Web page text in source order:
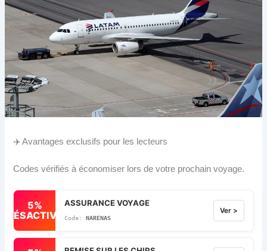
✈️ Avantages exclusifs pour les lecteurs
Codes vérifiés à économiser lors de votre prochain voyage.
5%
DÉSACTIVÉ
ASSURANCE VOYAGE
NARENAS
Ver >